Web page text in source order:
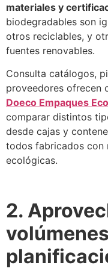
materiales y
biodegradables son
otros reciclables, y
fuentes renovables.
Consulta catálogos,
proveedores ofrecen
Doeco Empaques
comparar distintos
desde cajas y
todos fabricados con
ecológicas.
2.